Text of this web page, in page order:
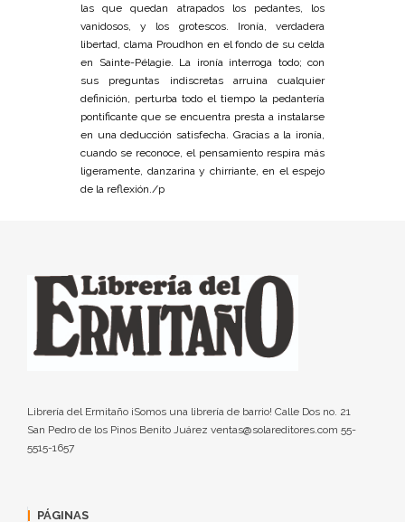
las que quedan atrapados los pedantes, los
vanidosos, y los grotescos. Ironía, verdadera
libertad, clama Proudhon en el fondo de su celda
en Sainte-Pélagie. La ironía interroga todo; con
sus preguntas indiscretas arruina cualquier
definición, perturba todo el tiempo la pedantería
pontificante que se encuentra presta a instalarse
en una deducción satisfecha. Gracias a la ironía,
cuando se reconoce, el pensamiento respira más
ligeramente, danzarina y chirriante, en el espejo
de la reflexión./p
Librería del Ermitaño ¡Somos una librería de barrio! Calle Dos no. 21
San Pedro de los Pinos Benito Juárez ventas@solareditores.com 55-
5515-1657
PÁGINAS